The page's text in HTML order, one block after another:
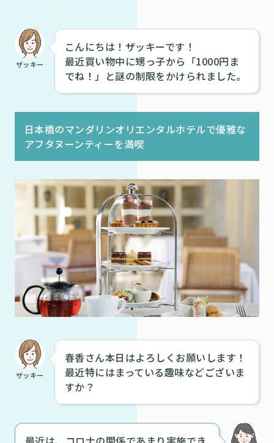
ザッキー
こんにちは！ザッキーです！
最近買い物中に甥っ子から「1000円ま
でね！」と謎の制限をかけられました。
日本橋のマンダリンオリエンタルホテルで優雅な
アフタヌーンティーを満喫
ザッキー
春香さん本日はよろしくお願いします！
最近特にはまっている趣味などございま
すか？